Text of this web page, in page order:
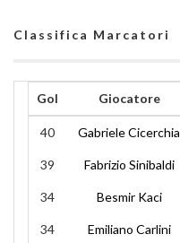
Classifica Marcatori
Gol Giocatore
40 Gabriele Cicerchia
39 Fabrizio Sinibaldi
34 Besmir Kaci
34 Emiliano Carlini